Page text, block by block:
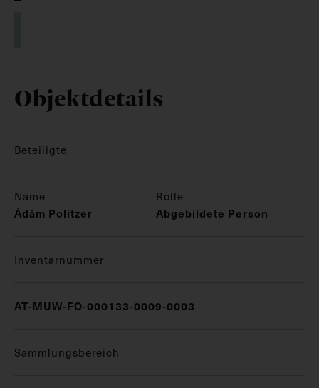
Objektdetails
Beteiligte
Name Rolle
Ádám Politzer Abgebildete Person
Inventarnummer
AT-MUW-FO-000133-0009-0003
Sammlungsbereich